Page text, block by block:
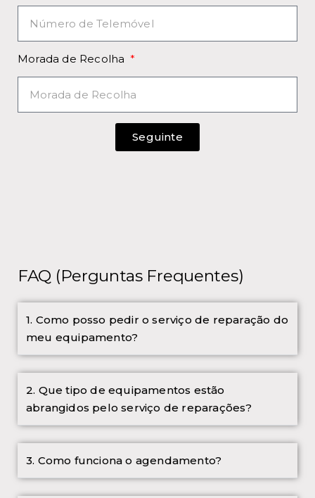
Morada de Recolha
Seguinte
FAQ (Perguntas Frequentes)
1. Como posso pedir o serviço de reparação do
meu equipamento?
2. Que tipo de equipamentos estão
abrangidos pelo serviço de reparações?
3. Como funciona o agendamento?